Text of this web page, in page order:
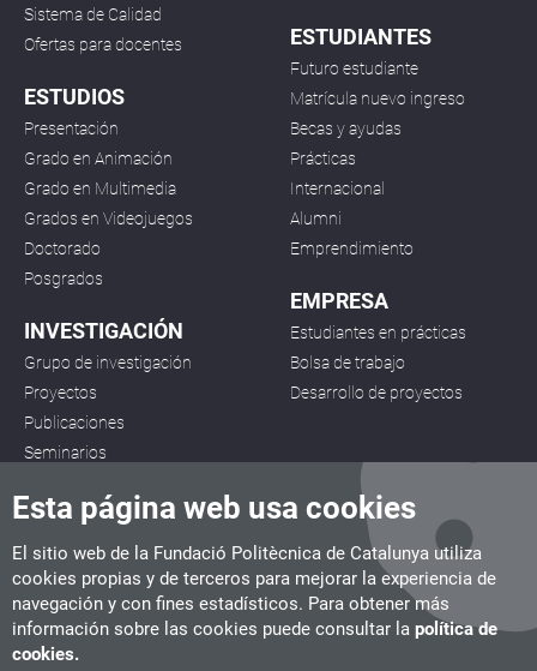
Esta página web usa cookies
El sitio web de la Fundació Politècnica de Catalunya utiliza
cookies propias y de terceros para mejorar la experiencia de
navegación y con fines estadísticos. Para obtener más
información sobre las cookies puede consultar la política de
cookies.
Sistema de Calidad
Ofertas para docentes
ESTUDIOS
Presentación
Grado en Animación
Grado en Multimedia
Grados en Videojuegos
Doctorado
Posgrados
INVESTIGACIÓN
Grupo de investigación
Proyectos
Publicaciones
Seminarios
ESTUDIANTES
Futuro estudiante
Matrícula nuevo ingreso
Becas y ayudas
Prácticas
Internacional
Alumni
Emprendimiento
EMPRESA
Estudiantes en prácticas
Bolsa de trabajo
Desarrollo de proyectos
CITM
C/ de la Igualtat, 33, 08222 Terrassa